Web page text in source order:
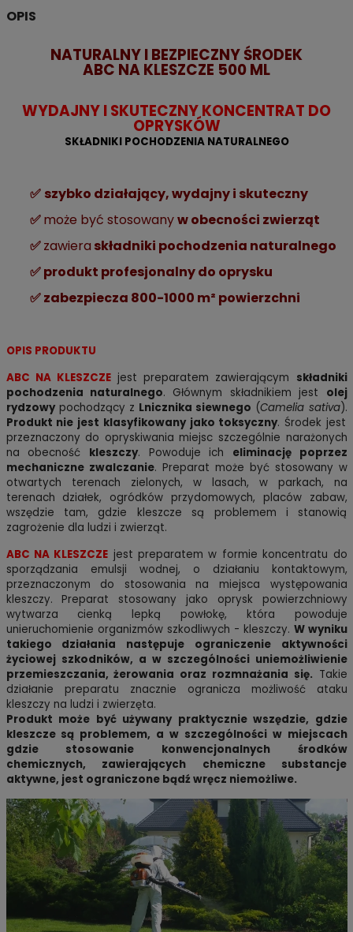
OPIS
NATURALNY I BEZPIECZNY ŚRODEK
ABC NA KLESZCZE 500 ML
WYDAJNY I SKUTECZNY KONCENTRAT DO
OPRYSKÓW
SKŁADNIKI POCHODZENIA NATURALNEGO
✅ szybko działający, wydajny i skuteczny
✅może być stosowanyw obecności zwierząt
✅zawiera składniki pochodzenia naturalnego
✅ produkt profesjonalny do oprysku
✅ zabezpiecza 800-1000 m² powierzchni
OPIS PRODUKTU
ABC NA KLESZCZE jest preparatem zawierającym składniki
pochodzenia naturalnego. Głównym składnikiem jest olej
rydzowypochodzący z Lnicznika siewnego (Camelia sativa).
Produkt nie jest klasyfikowany jako toksyczny. Środek jest
przeznaczony do opryskiwania miejsc szczególnie narażonych
na obecność kleszczy. Powoduje ich eliminację poprzez
mechaniczne zwalczanie. Preparat może być stosowany w
otwartych terenach zielonych, w lasach, w parkach, na
terenach działek, ogródków przydomowych, placów zabaw,
wszędzie tam, gdzie kleszcze są problemem i stanowią
zagrożenie dla ludzi i zwierząt.
ABC NA KLESZCZE jest preparatem w formie koncentratu do
sporządzania emulsji wodnej, o działaniu kontaktowym,
przeznaczonym do stosowania na miejsca występowania
kleszczy. Preparat stosowany jako oprysk powierzchniowy
wytwarza cienką lepką powłokę, która powoduje
unieruchomienie organizmów szkodliwych - kleszczy. W wyniku
takiego działania następuje ograniczenie aktywności
życiowej szkodników, a w szczególności uniemożliwienie
przemieszczania, żerowania oraz rozmnażania się. Takie
działanie preparatu znacznie ogranicza możliwość ataku
kleszczy na ludzi i zwierzęta.
Produkt może być używany praktycznie wszędzie, gdzie
kleszcze są problemem, a w szczególności w miejscach
gdzie stosowanie konwencjonalnych środków
chemicznych, zawierających chemiczne substancje
aktywne, jest ograniczone bądź wręcz niemożliwe.